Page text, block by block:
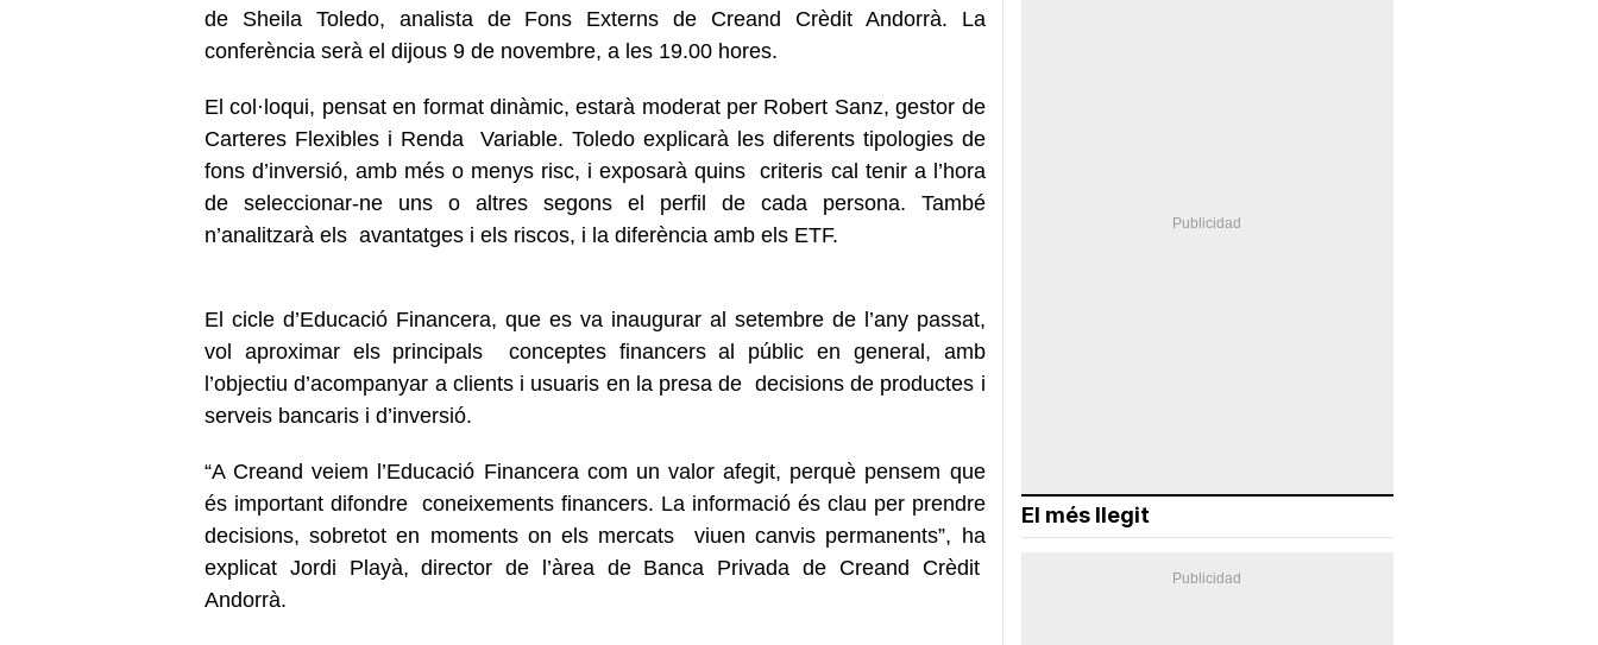
de Sheila Toledo, analista de Fons Externs de Creand Crèdit Andorrà. La
conferència serà el dijous 9 de novembre, a les 19.00 hores.
El col·loqui, pensat en format dinàmic, estarà moderat per Robert Sanz, gestor de
Carteres Flexibles i Renda Variable. Toledo explicarà les diferents tipologies de
fons d’inversió, amb més o menys risc, i exposarà quins criteris cal tenir a l’hora
de seleccionar-ne uns o altres segons el perfil de cada persona. També
n’analitzarà els avantatges i els riscos, i la diferència amb els ETF.
El cicle d’Educació Financera, que es va inaugurar al setembre de l’any passat,
vol aproximar els principals conceptes financers al públic en general, amb
l’objectiu d’acompanyar a clients i usuaris en la presa de decisions de productes i
serveis bancaris i d’inversió.
“A Creand veiem l’Educació Financera com un valor afegit, perquè pensem que
és important difondre coneixements financers. La informació és clau per prendre
decisions, sobretot en moments on els mercats viuen canvis permanents”, ha
explicat Jordi Playà, director de l’àrea de Banca Privada de Creand Crèdit
Andorrà.
El més llegit